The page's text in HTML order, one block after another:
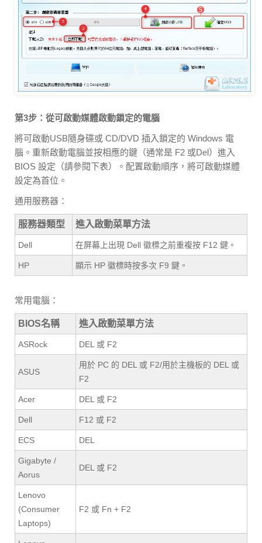
第3步：從可啟動媒體啟動鎖定的電腦
將可啟動USB隨身碟或 CD/DVD 插入鎖定的 Windows 電
腦。重新啟動電腦並按相應的鍵（通常是 F2 或Del）進入
BIOS 設定（請參閱下表）。配置啟動順序，將可啟動媒體
設定為首位。
通用服務器：
服務器類型 進入啟動菜單方法
Dell 在屏幕上出現 Dell 徽標之前重複按 F12 鍵。
HP 顯示 HP 徽標時按多次 F9 鍵。
常用電腦：
BIOS名稱 進入啟動菜單方法
ASRock DEL 或 F2
ASUS
用於 PC 的 DEL 或 F2/用於主機板的 DEL 或
F2
Acer DEL 或 F2
Dell F12 或 F2
ECS DEL
Gigabyte /
Aorus
DEL 或 F2
Lenovo
(Consumer
Laptops)
F2 或 Fn + F2